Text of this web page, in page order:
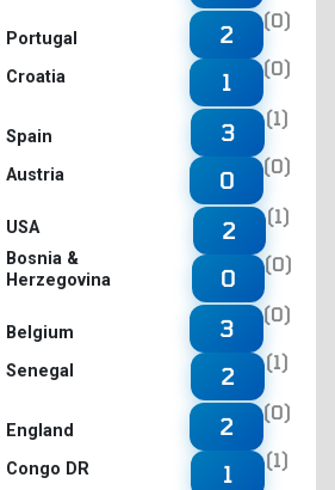
Portugal
Croatia
2
(0)
1
(0)
Spain
Austria
3
(1)
0
(0)
USA
Bosnia &
Herzegovina
2
(1)
0
(0)
Belgium
Senegal
3
(0)
2
(1)
England
Congo DR
2
(0)
1
(1)